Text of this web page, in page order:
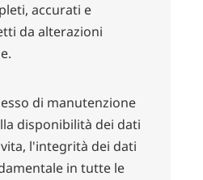
accurati e
da alterazioni
di manutenzione
disponibilità dei dati
l'integrità dei dati
in tutte le